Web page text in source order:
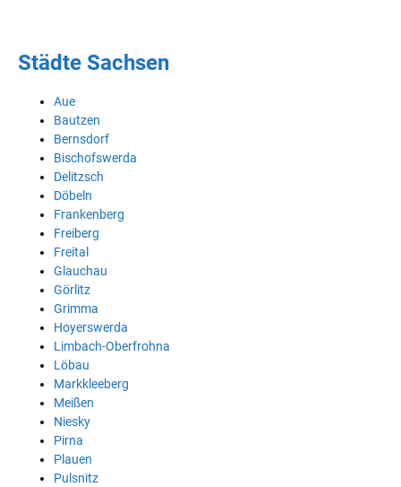
Städte Sachsen
Aue
Bautzen
Bernsdorf
Bischofswerda
Delitzsch
Döbeln
Frankenberg
Freiberg
Freital
Glauchau
Görlitz
Grimma
Hoyerswerda
Limbach-Oberfrohna
Löbau
Markkleeberg
Meißen
Niesky
Pirna
Plauen
Pulsnitz